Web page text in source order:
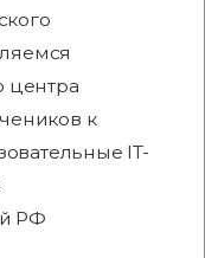
центра
к
IT-
РФ